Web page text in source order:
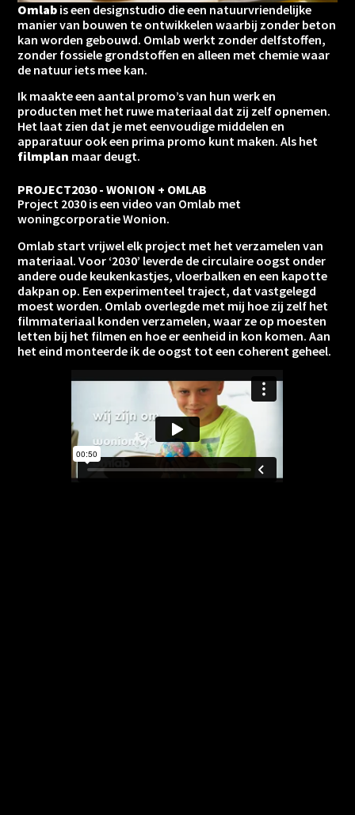
Omlab is een designstudio die een natuurvriendelijke
manier van bouwen te ontwikkelen waarbij zonder beton
kan worden gebouwd. Omlab werkt zonder delfstoffen,
zonder fossiele grondstoffen en alleen met chemie waar
de natuur iets mee kan.
Ik maakte een aantal promo’s van hun werk en
producten met het ruwe materiaal dat zij zelf opnemen.
Het laat zien dat je met eenvoudige middelen en
apparatuur ook een prima promo kunt maken. Als het
filmplan maar deugt.
PROJECT2030 - WONION + OMLAB
Project 2030 is een video van Omlab met
woningcorporatie Wonion.
Omlab start vrijwel elk project met het verzamelen van
materiaal. Voor ‘2030’ leverde de circulaire oogst onder
andere oude keukenkastjes, vloerbalken en een kapotte
dakpan op. Een experimenteel traject, dat vastgelegd
moest worden. Omlab overlegde met mij hoe zij zelf het
filmmateriaal konden verzamelen, waar ze op moesten
letten bij het filmen en hoe er eenheid in kon komen. Aan
het eind monteerde ik de oogst tot een coherent geheel.